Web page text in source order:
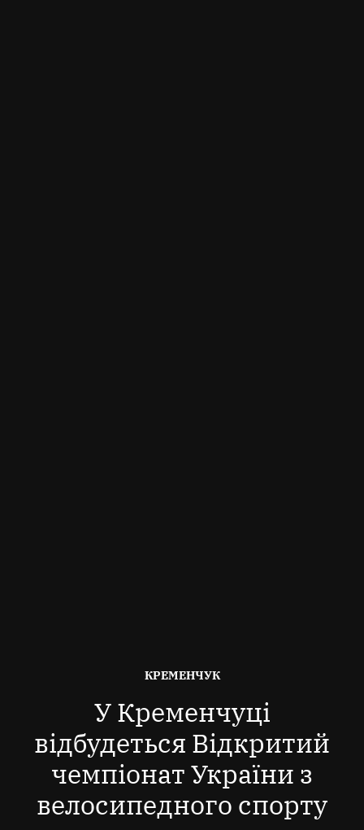
ОПУБЛІКОВАНО
КРЕМЕНЧУК
У Кременчуці
відбудеться Відкритий
чемпіонат України з
велосипедного спорту